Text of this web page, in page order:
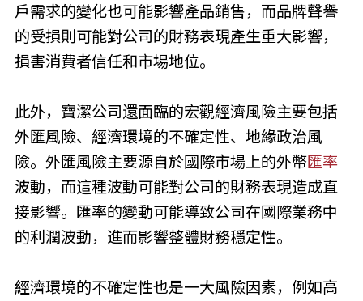
戶需求的變化也可能影響產品銷售，而品牌聲譽
的受損則可能對公司的財務表現產生重大影響，
損害消費者信任和市場地位。
此外，寶潔公司還面臨的宏觀經濟風險主要包括
外匯風險、經濟環境的不確定性、地緣政治風
險。外匯風險主要源自於國際市場上的外幣匯率
波動，而這種波動可能對公司的財務表現造成直
接影響。匯率的變動可能導致公司在國際業務中
的利潤波動，進而影響整體財務穩定性。
經濟環境的不確定性也是一大風險因素，例如高